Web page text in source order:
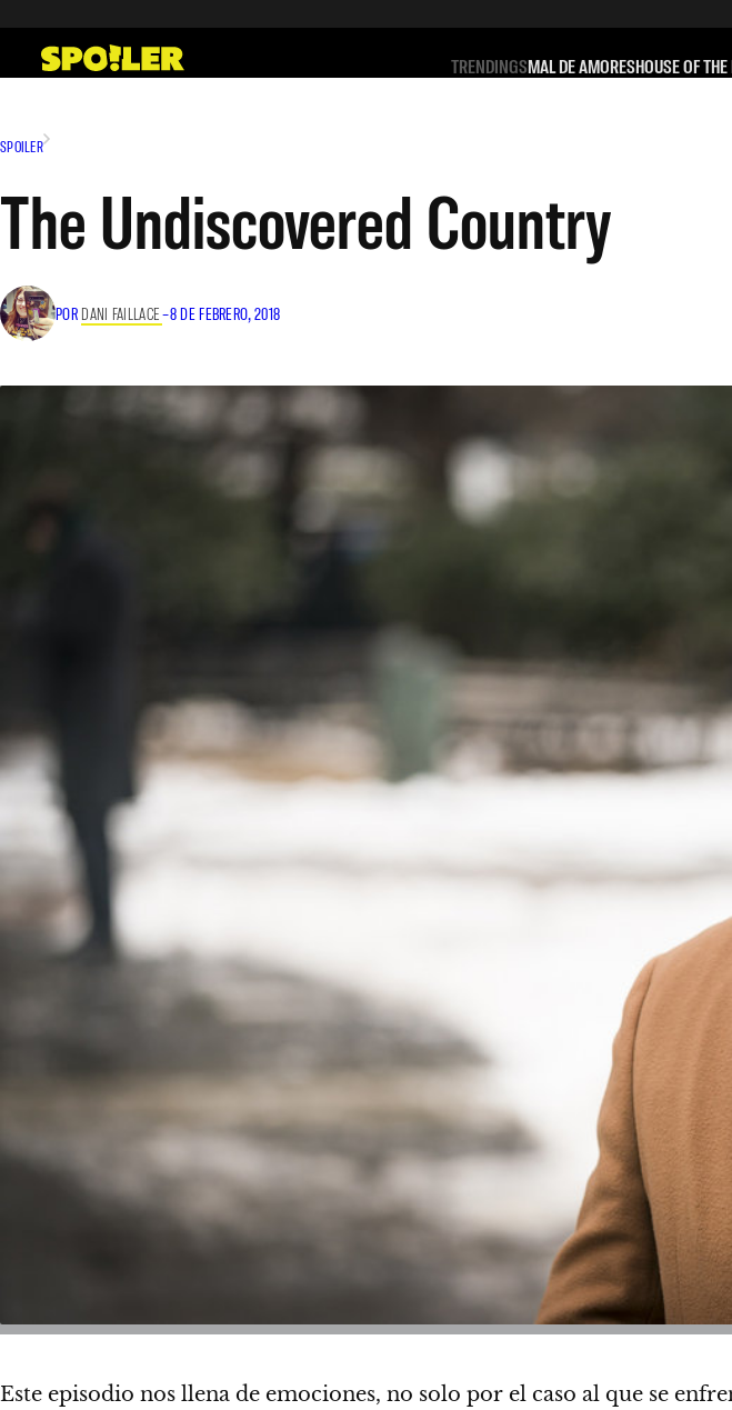
contenido
TRENDINGSMAL DE AMORESHOUSE OF
SPOILER
The Undiscovered Country
POR DANI FAILLACE–8 DE FEBRERO, 2018
Este episodio nos llena de emociones, no solo por el caso al que se